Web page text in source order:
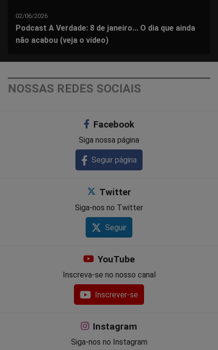
02/06/2026
Podcast A Verdade: 8 de janeiro... O dia que ainda
não acabou (veja o vídeo)
NOSSAS REDES SOCIAIS
Facebook
Siga nossa página
Seguir página
Twitter
Siga-nos no Twitter
Seguir
YouTube
Inscreva-se no nosso canal
Inscrever-se
Instagram
Siga-nos no Instagram